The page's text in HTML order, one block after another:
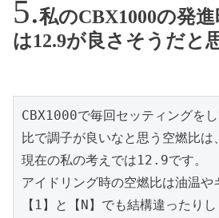
私のCBX1000の発
は12.9が良さそうだと
CBX1000で毎回セッティングを
比で調子が良いなと思う空燃比は、
現在の私の考えでは12.9です。
アイドリング時の空燃比は油温や
【1】と【N】でも結構違ったりし